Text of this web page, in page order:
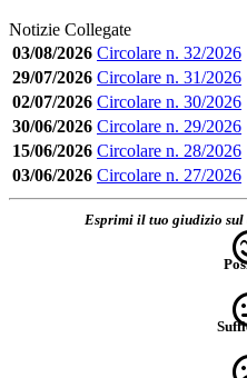
Notizie Collegate
03/08/2026 Circolare n. 32/2026
29/07/2026 Circolare n. 31/2026
02/07/2026 Circolare n. 30/2026
30/06/2026 Circolare n. 29/2026
15/06/2026 Circolare n. 28/2026
03/06/2026 Circolare n. 27/2026
Esprimi il tuo giudizio sul